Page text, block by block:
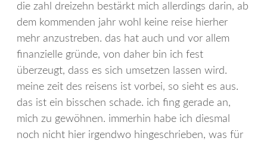
die zahl dreizehn bestärkt mich allerdings darin, ab
dem kommenden jahr wohl keine reise hierher
mehr anzustreben. das hat auch und vor allem
finanzielle gründe, von daher bin ich fest
überzeugt, dass es sich umsetzen lassen wird.
meine zeit des reisens ist vorbei, so sieht es aus.
das ist ein bisschen schade. ich fing gerade an,
mich zu gewöhnen. immerhin habe ich diesmal
noch nicht hier irgendwo hingeschrieben, was für